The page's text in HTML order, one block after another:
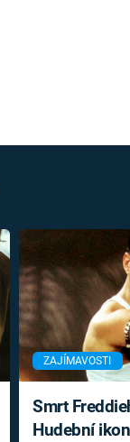
ZAJÍMAVOSTI
Smrt
Hudební